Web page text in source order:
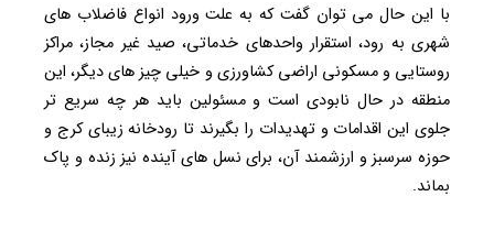
با این حال می توان گفت که به علت ورود انواع فاضلاب های
شهری به رود، استقرار واحدهای خدماتی، صید غیر مجاز، مراکز
روستایی و مسکونی اراضی کشاورزی و خیلی چیز های دیگر، این
منطقه در حال نابودی است و مسئولین باید هر چه سریع تر
جلوی این اقدامات و تهدیدات را بگیرند تا رودخانه زیبای کرج و
حوزه سرسبز و ارزشمند آن، برای نسل های آینده نیز زنده و پاک
بماند.